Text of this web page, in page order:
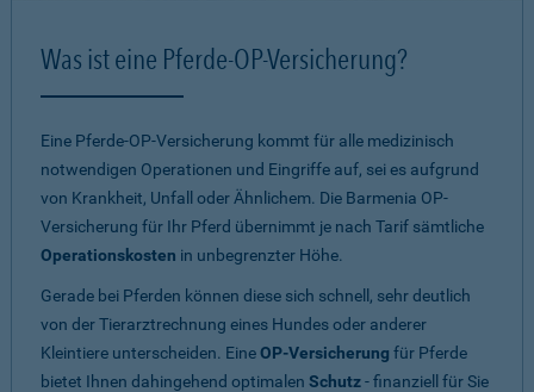
Was ist eine Pferde-OP-Versicherung?
Eine Pferde-OP-Versicherung kommt für alle medizinisch
notwendigen Operationen und Eingriffe auf, sei es aufgrund
von Krankheit, Unfall oder Ähnlichem. Die Barmenia OP-
Versicherung für Ihr Pferd übernimmt je nach Tarif sämtliche
Operationskosten in unbegrenzter Höhe.
Gerade bei Pferden können diese sich schnell, sehr deutlich
von der Tierarztrechnung eines Hundes oder anderer
Kleintiere unterscheiden. EineOP-Versicherung für Pferde
bietet Ihnen dahingehend optimalen Schutz- finanziell für Sie